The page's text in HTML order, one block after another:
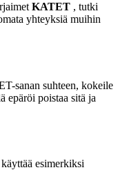
KATET , tutki
yhteyksiä muihin
sanan suhteen, kokeile
epäröi poistaa sitä ja
esimerkiksi